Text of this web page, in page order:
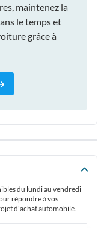
maintenez la
le temps et
grâce à
du lundi au vendredi
répondre à vos
d'achat automobile.